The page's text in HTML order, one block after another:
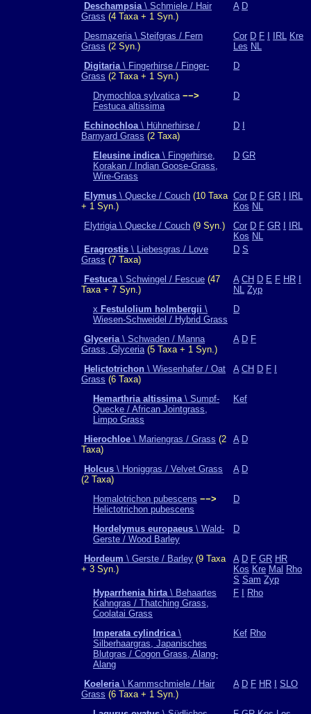
Deschampsia\ Schmiele / Hair
Grass (4 Taxa + 1 Syn.)
A D
Desmazeria \ Steifgras / Fern
Grass (2 Syn.)
Cor D F IRL Kre
Les NL
Digitaria\ Fingerhirse / Finger-
Grass (2 Taxa + 1 Syn.)
D
Drymochloa sylvatica −−>
Festuca altissima
D
Echinochloa\ Hühnerhirse /
Barnyard Grass (2 Taxa)
D
Eleusine indica\ Fingerhirse,
Korakan / Indian Goose-Grass,
Wire-Grass
D GR
Elymus \ Quecke / Couch (10 Taxa
+ 1 Syn.)
Cor D F GR
IRL
Kos NL
Elytrigia \ Quecke / Couch (9 Syn.) Cor D F GR
IRL
Kos NL
Eragrostis \ Liebesgras / Love
Grass (7 Taxa)
D S
Festuca\ Schwingel / Fescue (47
Taxa + 7 Syn.)
A CH D E F HR
NL Zyp
x Festulolium holmbergii \
Wiesen-Schweidel / Hybrid Grass
D
Glyceria\ Schwaden / Manna
Grass, Glyceria(5 Taxa + 1 Syn.)
A D F
Helictotrichon \ Wiesenhafer / Oat
Grass (6 Taxa)
A CH D F
Hemarthria altissima\ Sumpf-
Quecke / African Jointgrass,
Limpo Grass
Kef
Hierochloe \ Mariengras / Grass (2
Taxa)
A D
Holcus \ Honiggras / Velvet Grass
(2 Taxa)
A D
Homalotrichon pubescens −−>
Helictotrichon pubescens
D
Hordelymus europaeus \ Wald-
Gerste / Wood Barley
D
Hordeum \ Gerste / Barley (9 Taxa
+ 3 Syn.)
A D F GR HR
Kos Kre Mal Rho
S Sam Zyp
Hyparrhenia hirta\ Behaartes
Kahngras / Thatching Grass,
Coolatai Grass
F Rho
Imperata cylindrica\
Silberhaargras, Japanisches
Blutgras / Cogon Grass, Alang-
Alang
Kef Rho
Koeleria\ Kammschmiele / Hair
Grass (6 Taxa + 1 Syn.)
A D F HR SLO